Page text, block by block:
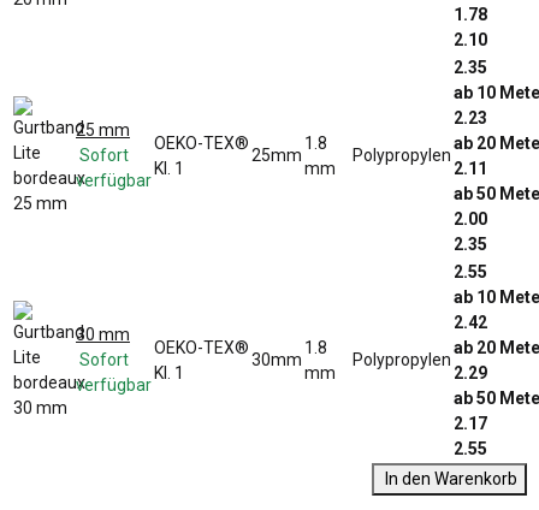
1.78
2.10
25 mm
Sofort
verfügbar
OEKO-TEX®
Kl. 1
25mm
1.8
mm
Polypropylen
2.35
ab 10
2.23
ab 20
2.11
ab 50
2.00
2.35
30 mm
Sofort
verfügbar
OEKO-TEX®
Kl. 1
30mm
1.8
mm
Polypropylen
2.55
ab 10
2.42
ab 20
2.29
ab 50
2.17
2.55
In den Warenkorb